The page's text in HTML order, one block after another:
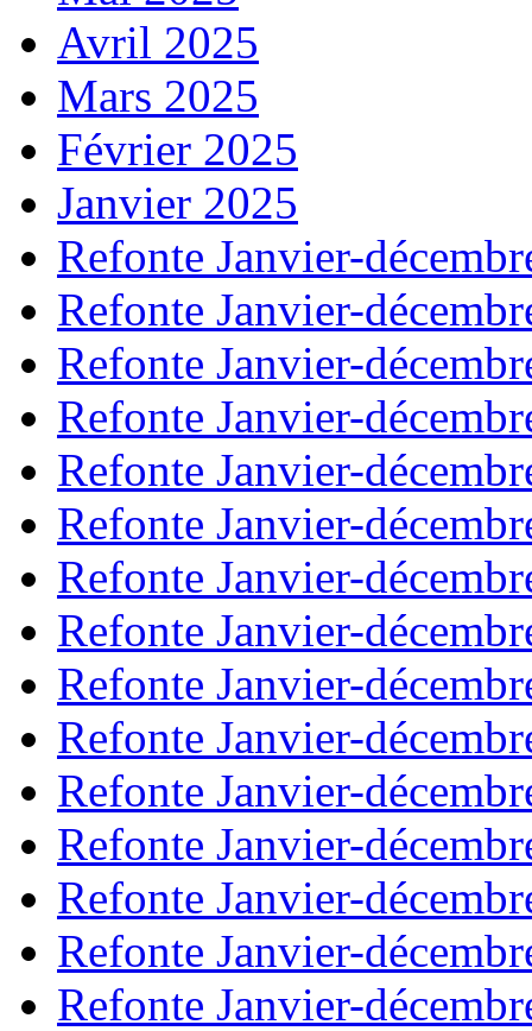
Avril 2025
Mars 2025
Février 2025
Janvier 2025
Refonte Janvier-
Refonte Janvier-
Refonte Janvier-
Refonte Janvier-
Refonte Janvier-
Refonte Janvier-
Refonte Janvier-
Refonte Janvier-
Refonte Janvier-
Refonte Janvier-
Refonte Janvier-
Refonte Janvier-
Refonte Janvier-
Refonte Janvier-
Refonte Janvier-